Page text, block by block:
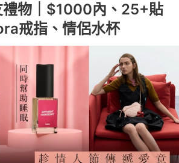
禮物｜$1000內、25+貼
戒指、情侶水杯